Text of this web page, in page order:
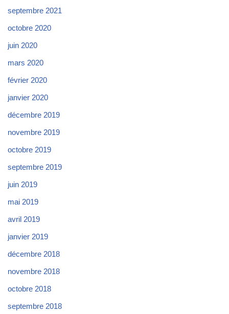
septembre 2021
octobre 2020
juin 2020
mars 2020
février 2020
janvier 2020
décembre 2019
novembre 2019
octobre 2019
septembre 2019
juin 2019
mai 2019
avril 2019
janvier 2019
décembre 2018
novembre 2018
octobre 2018
septembre 2018